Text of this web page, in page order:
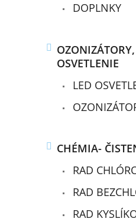
DOPLNKY
OSVETLENIE
LED
CHÉMIA-
RAD
RAD
RAD